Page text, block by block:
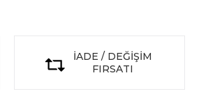
İADE / DEĞİŞİM
FIRSATI